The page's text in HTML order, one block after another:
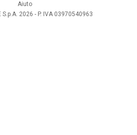
Aiuto
S.p.A. 2026 - P. IVA 03970540963